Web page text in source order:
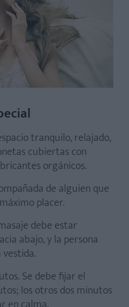
tranquilo, relajado,
cubiertas con
orgánicos.
de alguien que
placer.
debe estar
abajo, y la persona
Se debe fijar el
los otros dos minutos